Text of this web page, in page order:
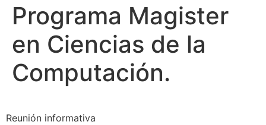
Programa Magister
en Ciencias de la
Computación.
Reunión informativa